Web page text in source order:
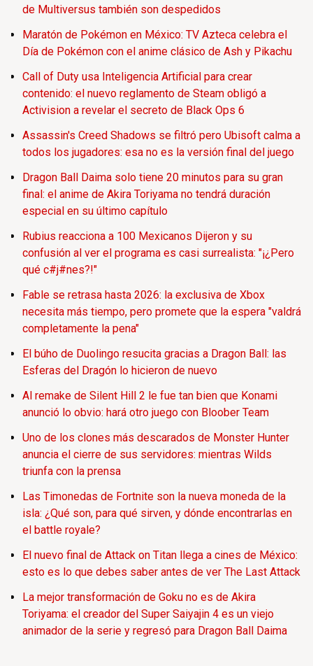
de Multiversus también son despedidos
Maratón de Pokémon en México: TV Azteca celebra el
Día de Pokémon con el anime clásico de Ash y Pikachu
Call of Duty usa Inteligencia Artificial para crear
contenido: el nuevo reglamento de Steam obligó a
Activision a revelar el secreto de Black Ops 6
Assassin's Creed Shadows se filtró pero Ubisoft calma a
todos los jugadores: esa no es la versión final del juego
Dragon Ball Daima solo tiene 20 minutos para su gran
final: el anime de Akira Toriyama no tendrá duración
especial en su último capítulo
Rubius reacciona a 100 Mexicanos Dijeron y su
confusión al ver el programa es casi surrealista: "¡¿Pero
qué c#j#nes?!"
Fable se retrasa hasta 2026: la exclusiva de Xbox
necesita más tiempo, pero promete que la espera "valdrá
completamente la pena"
El búho de Duolingo resucita gracias a Dragon Ball: las
Esferas del Dragón lo hicieron de nuevo
Al remake de Silent Hill 2 le fue tan bien que Konami
anunció lo obvio: hará otro juego con Bloober Team
Uno de los clones más descarados de Monster Hunter
anuncia el cierre de sus servidores: mientras Wilds
triunfa con la prensa
Las Timonedas de Fortnite son la nueva moneda de la
isla: ¿Qué son, para qué sirven, y dónde encontrarlas en
el battle royale?
El nuevo final de Attack on Titan llega a cines de México:
esto es lo que debes saber antes de ver The Last Attack
La mejor transformación de Goku no es de Akira
Toriyama: el creador del Super Saiyajin 4 es un viejo
animador de la serie y regresó para Dragon Ball Daima